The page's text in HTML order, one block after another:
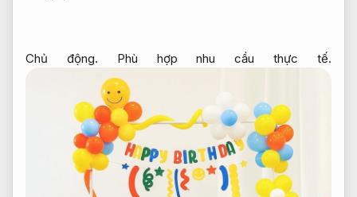
Chủ động. Phù hợp nhu cầu thực tế.